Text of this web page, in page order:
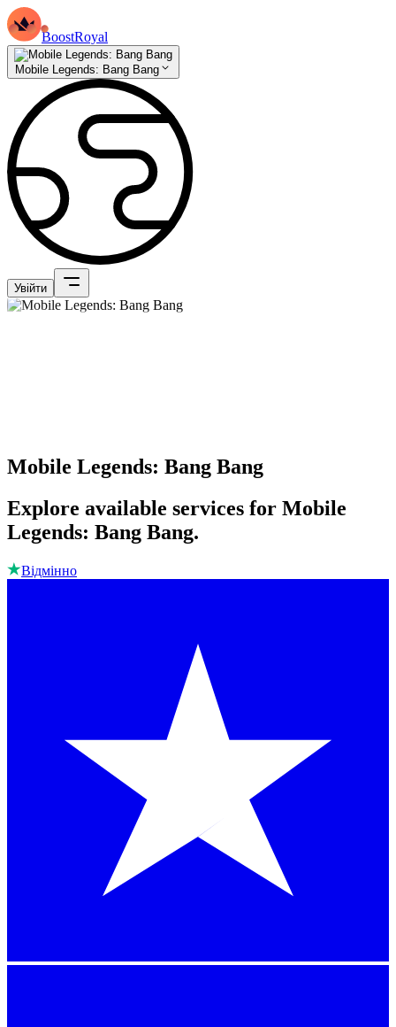
BoostRoyal
Mobile Legends: Bang Bang
Увійти
Mobile Legends: Bang Bang
Explore available services for Mobile
Legends: Bang Bang.
Відмінно